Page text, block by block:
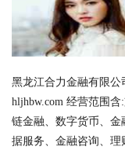
黑龙江合力金融有限公
hljhbw.com 经营范围
链金融、数字货币、
据服务、金融咨询、理